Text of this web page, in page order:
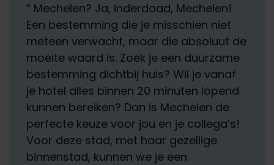
“ Mechelen? Ja, inderdaad, Mechelen!
Een bestemming die je misschien niet
meteen verwacht, maar die absoluut de
moeite waard is. Zoek je een duurzame
bestemming dichtbij huis? Wil je vanaf
je hotel alles binnen 20 minuten lopend
kunnen bereiken? Dan is Mechelen de
perfecte keuze voor jou en je collega’s!
Voor deze stad, met haar gezellige
binnenstad, kunnen we je een